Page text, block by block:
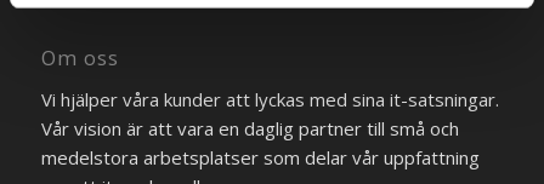
Om oss
Vi hjälper våra kunder att lyckas med sina it-satsningar.
Vår vision är att vara en daglig partner till små och
medelstora arbetsplatser som delar vår uppfattning